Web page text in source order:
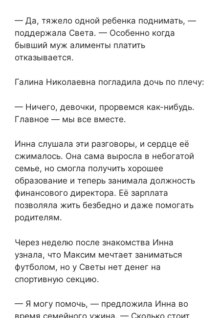
— Да, тяжело одной ребенка поднимать, —
поддержала Света. — Особенно когда
бывший муж алименты платить
отказывается.
Галина Николаевна погладила дочь по плечу:
— Ничего, девочки, прорвемся как-нибудь.
Главное — мы все вместе.
Инна слушала эти разговоры, и сердце её
сжималось. Она сама выросла в небогатой
семье, но смогла получить хорошее
образование и теперь занимала должность
финансового директора. Её зарплата
позволяла жить безбедно и даже помогать
родителям.
Через неделю после знакомства Инна
узнала, что Максим мечтает заниматься
футболом, но у Светы нет денег на
спортивную секцию.
— Я могу помочь, — предложила Инна во